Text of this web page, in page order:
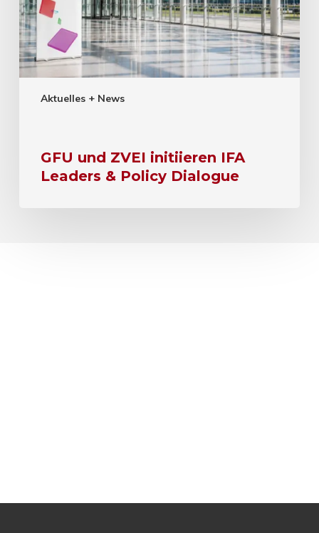
Aktuelles + News
GFU und ZVEI initiieren IFA
Leaders & Policy Dialogue